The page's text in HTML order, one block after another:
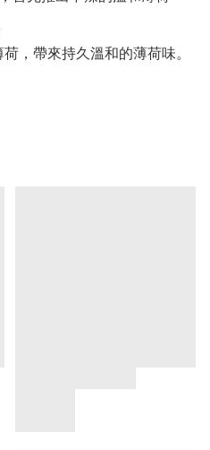
，帶來持久溫和的薄荷味。